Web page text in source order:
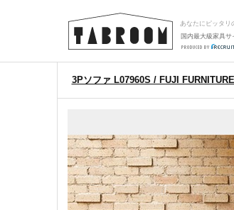
あなたにピッタリ
国内最大級家具サ
3Pソファ L07960S / FUJI